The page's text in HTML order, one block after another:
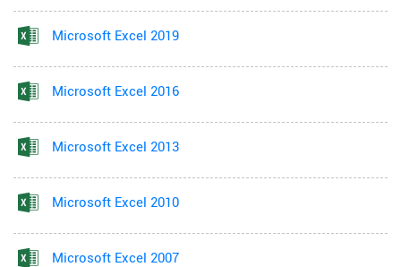
Microsoft Excel 2019
Microsoft Excel 2016
Microsoft Excel 2013
Microsoft Excel 2010
Microsoft Excel 2007